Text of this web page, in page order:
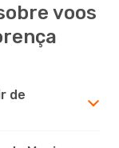
voos
de